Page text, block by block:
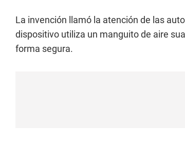
La invención llamó la atención de las
dispositivo utiliza un manguito de aire
forma segura.